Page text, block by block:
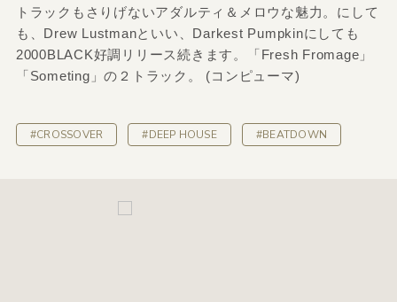
トラックもさりげないアダルティ＆メロウな魅力。にして
も、Drew Lustmanといい、Darkest Pumpkinにしても
2000BLACK好調リリース続きます。「Fresh Fromage」
「Someting」の２トラック。 (コンピューマ)
#CROSSOVER #DEEP HOUSE #BEATDOWN